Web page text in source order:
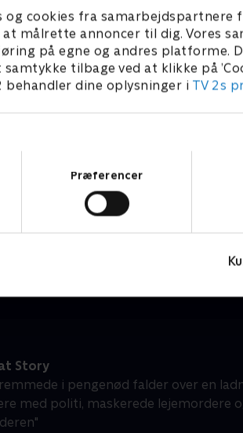
og cookies fra samarbejdspartnere
målrette annoncer til dig. Vores
på egne og andres platforme.
tilbage ved at klikke på
behandler dine oplysninger i TV 2s
Præferencer
Story
i pengenød falder over en
med politi, maskerede lejemordere